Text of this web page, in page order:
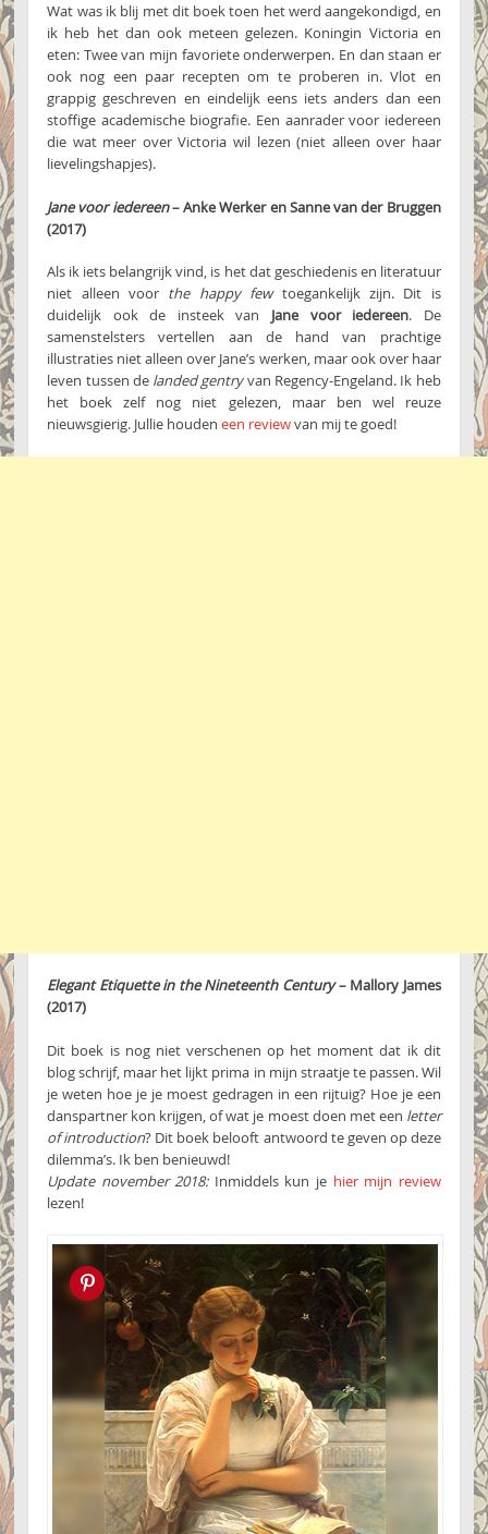
Wat was ik blij met dit boek toen het werd aangekondigd, en
ik heb het dan ook meteen gelezen. Koningin Victoria en
eten: Twee van mijn favoriete onderwerpen. En dan staan er
ook nog een paar recepten om te proberen in. Vlot en
grappig geschreven en eindelijk eens iets anders dan een
stoffige academische biografie. Een aanrader voor iedereen
die wat meer over Victoria wil lezen (niet alleen over haar
lievelingshapjes).
Jane voor iedereen– Anke Werker en Sanne van der Bruggen
(2017)
Als ik iets belangrijk vind, is het dat geschiedenis en literatuur
niet alleen voor the happy fewtoegankelijk zijn. Dit is
duidelijk ook de insteek van Jane voor iedereen. De
samenstelsters vertellen aan de hand van prachtige
illustraties niet alleen over Jane’s werken, maar ook over haar
leven tussen de landed gentryvan Regency-Engeland. Ik heb
het boek zelf nog niet gelezen, maar ben wel reuze
nieuwsgierig. Jullie houdeneen reviewvan mij te goed!
Elegant Etiquette in the Nineteenth Century– Mallory James
(2017)
Dit boek is nog niet verschenen op het moment dat ik dit
blog schrijf, maar het lijkt prima in mijn straatje te passen. Wil
je weten hoe je je moest gedragen in een rijtuig? Hoe je een
danspartner kon krijgen, of wat je moest doen met een letter
of introduction? Dit boek belooft antwoord te geven op deze
dilemma’s. Ik ben benieuwd!
Update november 2018:Inmiddels kun je hier mijn review
lezen!
Pin this!